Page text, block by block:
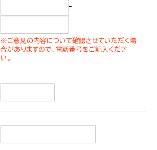
-
※ご意見の内容について確認させていただく場
合がありますので、電話番号をご記入くださ
い。